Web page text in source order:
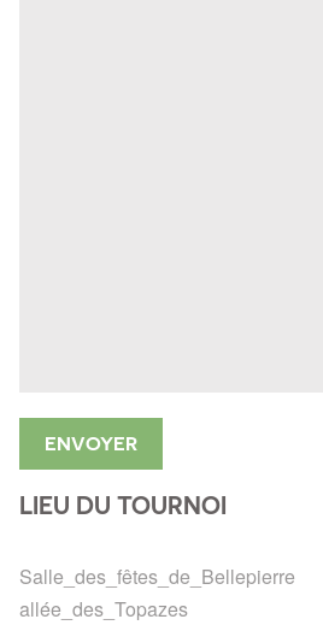
ENVOYER
LIEU DU TOURNOI
Salle_des_fêtes_de_Bellepierre
allée_des_Topazes